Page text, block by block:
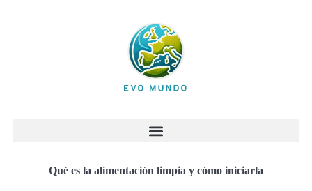
Qué es la alimentación limpia y cómo iniciarla